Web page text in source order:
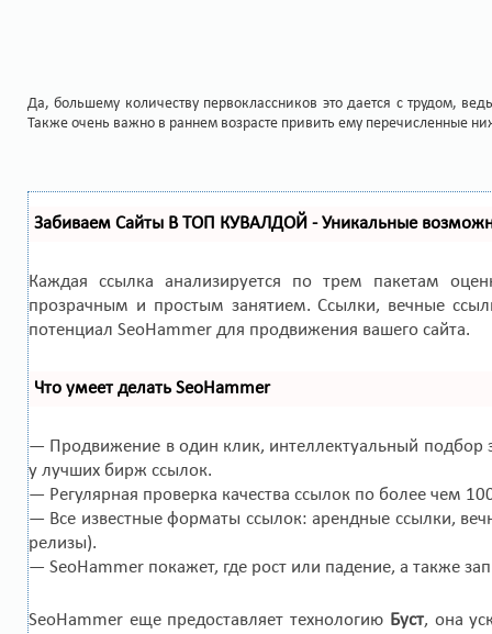
Да, большему количеству первоклассников это дается с трудом,
Также очень важно в раннем возрасте привить ему перечисленные
Забиваем Сайты В ТОП КУВАЛДОЙ - Уникальные
Каждая ссылка анализируется по трем пакетам
прозрачным и простым занятием. Ссылки, вечные
потенциал SeoHammer для продвижения вашего сайта.
Что умеет делать SeoHammer
— Продвижение в один клик, интеллектуальный подбор
у лучших бирж ссылок.
— Регулярная проверка качества ссылок по более чем
— Все известные форматы ссылок: арендные ссылки,
релизы).
— SeoHammer покажет, где рост или падение, а также
SeoHammer еще предоставляет технологию Буст, она